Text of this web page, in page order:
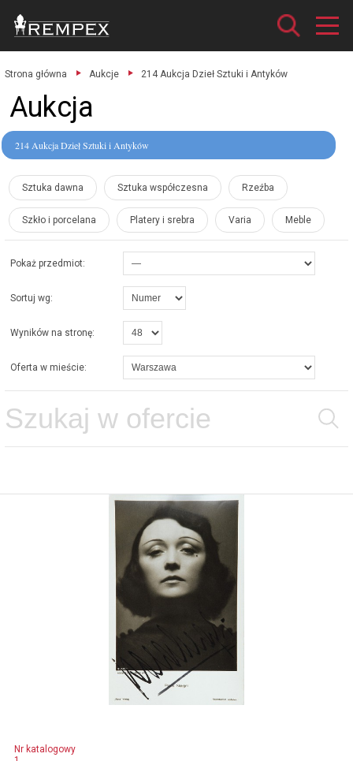
Strona główna Aukcje 214 Aukcja Dzieł Sztuki i Antyków
Aukcja
214 Aukcja Dzieł Sztuki i Antyków
Sztuka dawna Sztuka współczesna Rzeźba
Szkło i porcelana Platery i srebra Varia Meble
Pokaż przedmiot:
Sortuj wg:
Wyników na stronę:
Oferta w mieście:
Nr katalogowy